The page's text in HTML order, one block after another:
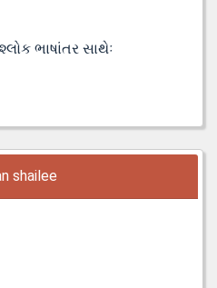
ભાષાંતર સાથેઃ
shailee